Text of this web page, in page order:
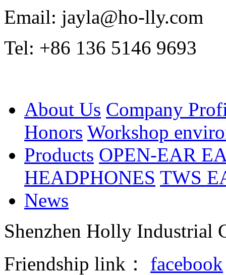
Email: jayla@ho-lly.com
Tel: +86 136 5146 9693
About Us Company
Honors Workshop
Products OPEN-EAR
HEADPHONES TWS
News
Shenzhen Holly Industrial
Friendship link：
facebook